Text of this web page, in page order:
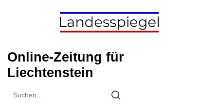
Online-Zeitung für
Liechtenstein
Search
Search